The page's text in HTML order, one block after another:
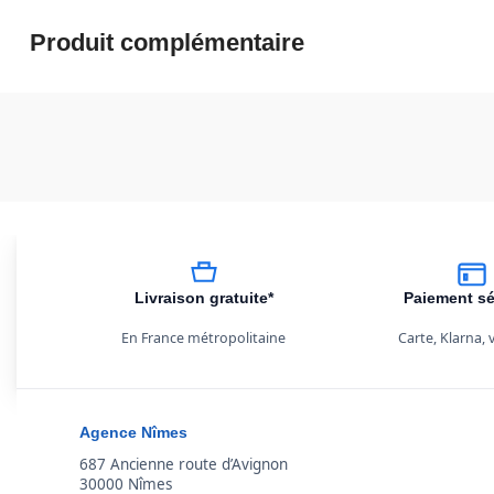
Produit complémentaire
Livraison gratuite*
En France métropolitaine
Paiement
Carte, Klarna,
Agence Nîmes
687 Ancienne route d’Avignon
30000 Nîmes